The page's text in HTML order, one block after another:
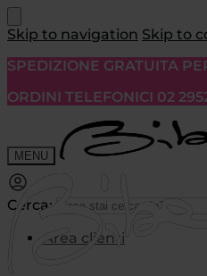
Skip to navigation Skip to
SPEDIZIONE GRATUITA
ORDINI TELEFONICI 02
MENU
Cerca:
Area clienti